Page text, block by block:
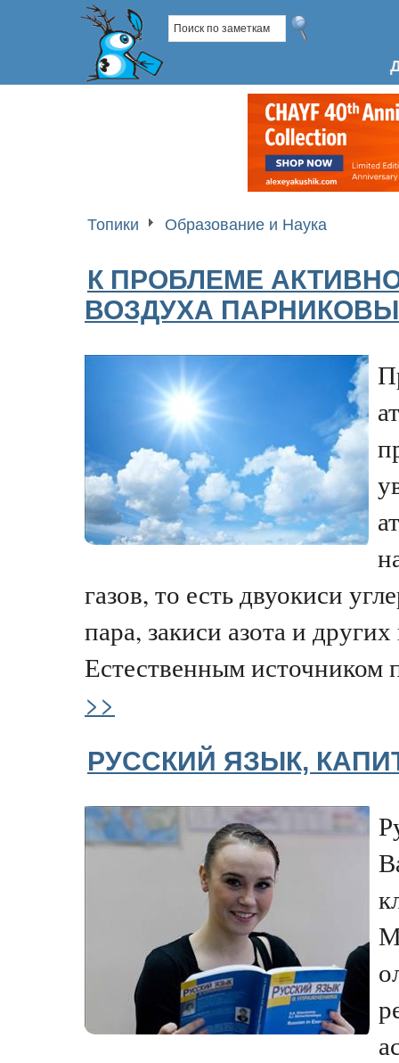
Топики Образование и Наука
К ПРОБЛЕМЕ
ВОЗДУХА
газов, то есть двуокиси
пара, закиси азота и
Естественным источником
>>
РУССКИЙ ЯЗЫК,